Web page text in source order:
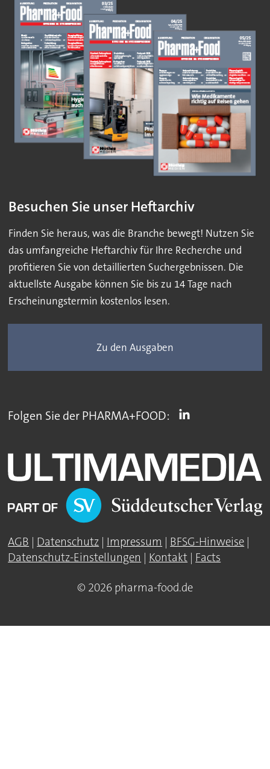
Besuchen Sie unser Heftarchiv
Finden Sie heraus, was die Branche bewegt! Nutzen Sie
das umfangreiche Heftarchiv für Ihre Recherche und
profitieren Sie von detaillierten Suchergebnissen. Die
aktuellste Ausgabe können Sie bis zu 14 Tage nach
Erscheinungstermin kostenlos lesen.
Zu den Ausgaben
Folgen Sie der PHARMA+FOOD:
AGB | Datenschutz | Impressum | BFSG-Hinweise |
Datenschutz-Einstellungen | Kontakt | Facts
© 2026 pharma-food.de